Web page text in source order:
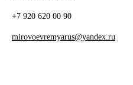
+7 920 620 00 90
mirovoevremyarus@yandex.ru